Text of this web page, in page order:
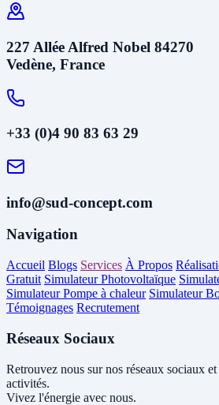
227 Allée Alfred Nobel 84270
Vedène, France
+33 (0)4 90 83 63 29
info@sud-concept.com
Navigation
Accueil Blogs Services À Propos
Gratuit Simulateur Photovoltaïque
Simulateur Pompe à chaleur Simulateur
Témoignages Recrutement
Réseaux Sociaux
Retrouvez nous sur nos réseaux sociaux
activités.
Vivez l'énergie avec nous.